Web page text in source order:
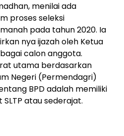
menilai ada
proses seleksi
pada tahun 2020. Ia
nya ijazah oleh Ketua
calon anggota.
utama berdasarkan
Negeri (Permendagri)
BPD adalah memiliki
atau sederajat.